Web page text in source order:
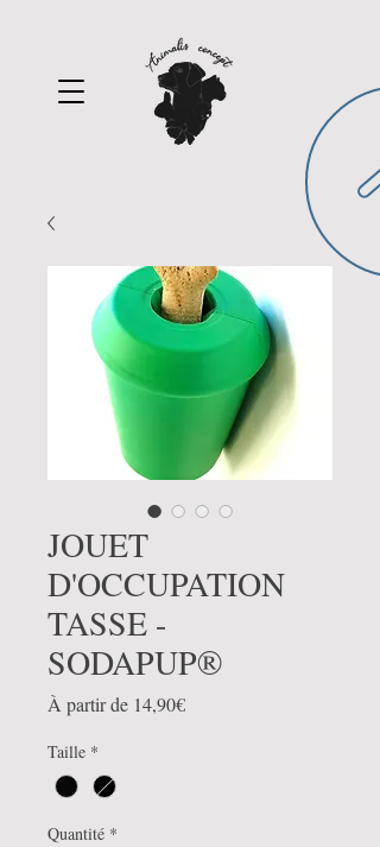
JOUET
D'OCCUPATION
TASSE -
SODAPUP®
À partir de 14,90€Prix
Taille *
Quantité *